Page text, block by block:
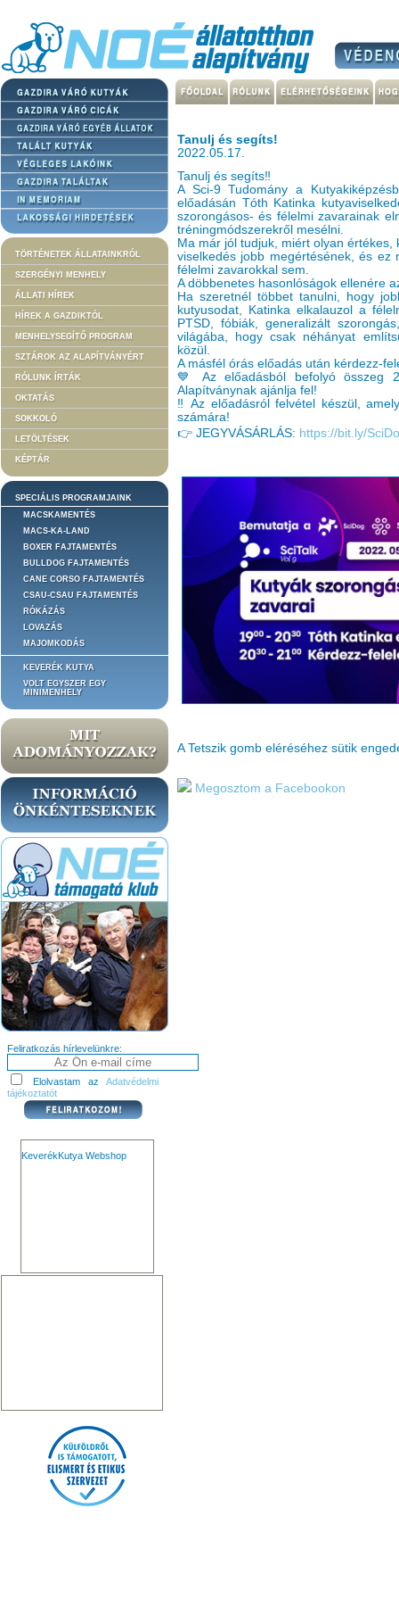
TÖRTÉNETEK ÁLLATAINKRÓL
SZERGÉNYI MENHELY
ÁLLATI HÍREK
HÍREK A GAZDIKTÓL
MENHELYSEGÍTŐ PROGRAM
SZTÁROK AZ ALAPÍTVÁNYÉRT
RÓLUNK ÍRTÁK
OKTATÁS
SOKKOLÓ
LETÖLTÉSEK
KÉPTÁR
SPECIÁLIS PROGRAMJAINK
MACSKAMENTÉS
MACS-KA-LAND
BOXER FAJTAMENTÉS
BULLDOG FAJTAMENTÉS
CANE CORSO FAJTAMENTÉS
CSAU-CSAU FAJTAMENTÉS
RÓKÁZÁS
LOVAZÁS
MAJOMKODÁS
KEVERÉK KUTYA
VOLT EGYSZER EGY
MINIMENHELY
Feliratkozás hírlevelünkre:
Elolvastam az Adatvédelmi
tájékoztatót
KeverékKutya Webshop
Tanulj és segíts!
2022.05.17.
Tanulj és segíts‼️
A Sci-9 Tudomány a
előadásán Tóth Katinka
szorongásos- és félelmi zavarainak
tréningmódszerekről mesélni.
Ma már jól tudjuk, miért olyan
viselkedés jobb megértésének, és ez
félelmi zavarokkal sem.
A döbbenetes hasonlóságok ellenére
Ha szeretnél többet tanulni, hogy
kutyusodat, Katinka elkalauzol a
PTSD, fóbiák, generalizált
világába, hogy csak néhányat
közül.
A másfél órás előadás után kérdezz-
💙 Az előadásból befolyó összeg
Alapítványnak ajánlja fel!
‼️ Az előadásról felvétel készül,
számára!
👉 JEGYVÁSÁRLÁS: https://bit.ly/
A Tetszik gomb eléréséhez sütik
Megosztom a Facebookon